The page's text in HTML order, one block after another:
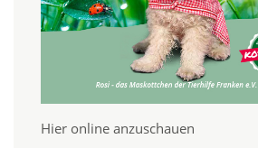
Hier online anzuschauen